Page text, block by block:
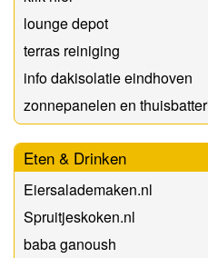
lounge depot
terras reiniging
info dakisolatie eindhoven
zonnepanelen en
Eten & Drinken
Eiersalademaken.nl
Spruitjeskoken.nl
baba ganoush